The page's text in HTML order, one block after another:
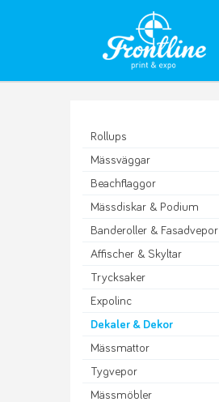
Rollups
Mässväggar
Beachflaggor
Mässdiskar & Podium
Banderoller & Fasadvepor
Affischer & Skyltar
Trycksaker
Expolinc
Dekaler & Dekor
Mässmattor
Tygvepor
Mässmöbler